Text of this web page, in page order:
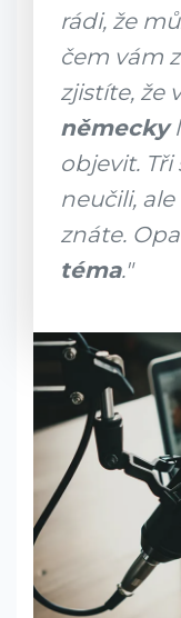
rádi, že
čem vám
zjistíte, že
německy
objevit. Tři
neučili,
znáte.
téma."